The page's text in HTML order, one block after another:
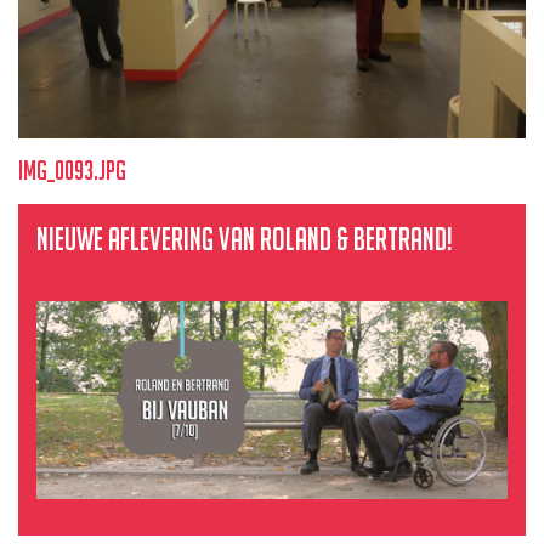
img_0093.jpg
Nieuwe aflevering van Roland & Bertrand!